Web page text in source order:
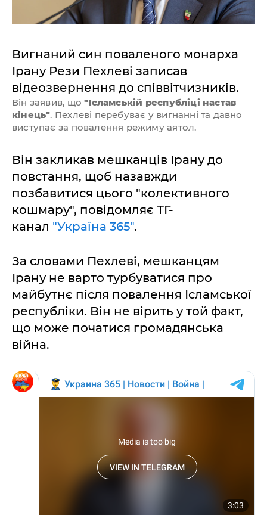
Вигнаний син поваленого монарха
Ірану Рези Пехлеві записав
відеозвернення до співвітчизників.
Він заявив, що"Ісламській республіці настав
кінець". Пехлеві перебуває у вигнанні та давно
виступає за повалення режиму аятол.
Він закликав мешканців Ірану до
повстання, щоб назавжди
позбавитися цього "колективного
кошмару", повідомляє ТГ-
канал "Україна 365".
За словами Пехлеві, мешканцям
Ірану не варто турбуватися про
майбутнє після повалення Ісламської
республіки. Він не вірить у той факт,
що може початися громадянська
війна.